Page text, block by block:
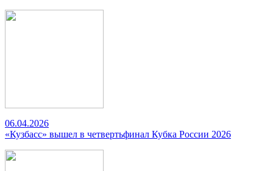
06.04.2026
«Кузбасс» вышел в четвертьфинал Кубка России 2026